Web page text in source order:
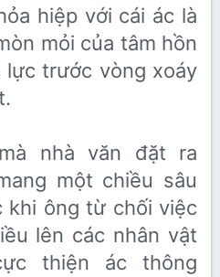
hiệp với cái ác là
mỏi của tâm hồn
trước vòng xoáy
nhà văn đặt ra
một chiều sâu
khi ông từ chối việc
lên các nhân vật
thiện ác thông